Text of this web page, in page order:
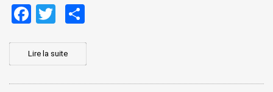
FacebookTwitter
Lire la suite